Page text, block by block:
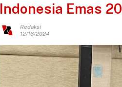
Indonesia Emas
Redaksi
12/16/2024